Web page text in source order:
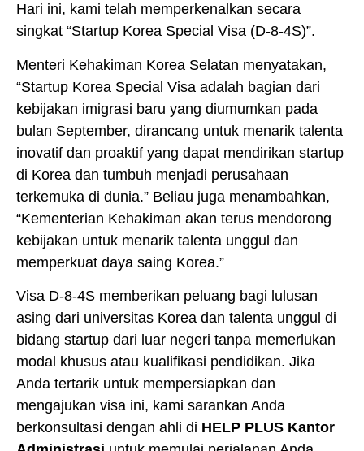
Hari ini, kami telah memperkenalkan secara
singkat “Startup Korea Special Visa (D-8-4S)”.
Menteri Kehakiman Korea Selatan menyatakan,
“Startup Korea Special Visa adalah bagian dari
kebijakan imigrasi baru yang diumumkan pada
bulan September, dirancang untuk menarik talenta
inovatif dan proaktif yang dapat mendirikan startup
di Korea dan tumbuh menjadi perusahaan
terkemuka di dunia.” Beliau juga menambahkan,
“Kementerian Kehakiman akan terus mendorong
kebijakan untuk menarik talenta unggul dan
memperkuat daya saing Korea.”
Visa D-8-4S memberikan peluang bagi lulusan
asing dari universitas Korea dan talenta unggul di
bidang startup dari luar negeri tanpa memerlukan
modal khusus atau kualifikasi pendidikan. Jika
Anda tertarik untuk mempersiapkan dan
mengajukan visa ini, kami sarankan Anda
berkonsultasi dengan ahli di HELP PLUS Kantor